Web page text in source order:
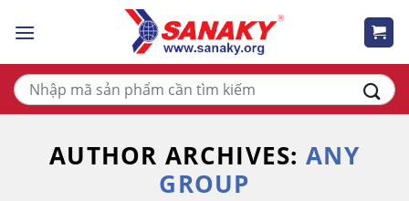
Tìm
kiếm:
AUTHOR ARCHIVES:ANY
GROUP